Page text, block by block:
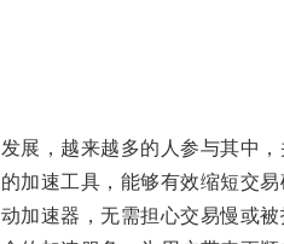
，越来越多的人参与其中，
速工具，能够有效缩短交易
速器，无需担心交易慢或被